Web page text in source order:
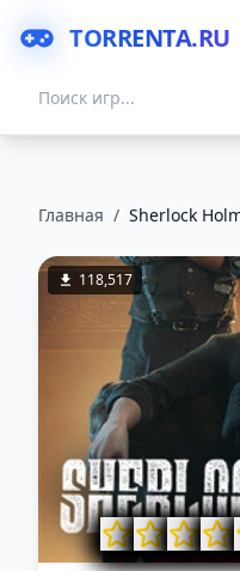
TORRENTA.RU
Главная / Sherlock
118,517